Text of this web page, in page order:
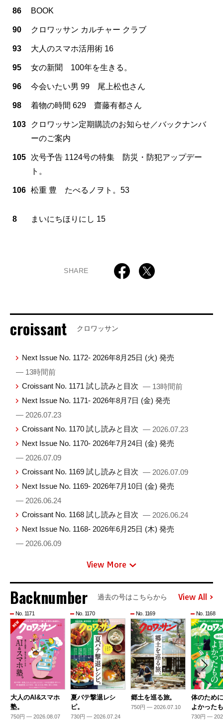
86 BOOK
90 クロワッサン カルチャー クラブ
93 大人のスマホ活用術 16
95 女の新聞 100年を生きる。
96 今会いたい男 99 尾上松也さん
98 着物の時間 629 齋藤有都さん
103
クロワッサン定期購読のお知らせ／バックナンバ
ーのご案内
105
次号予告 1124号の特集 防災・防犯アップデー
ト。
106 松重 豊 たべるノヲト。53
8 まいにちほりにし 15
SHARE
croissant クロワッサン
Next Issue No. 1172- 2026年8月25日 (火) 発売
— 13時間前
Croissant No. 1171 試し読みと目次 — 13時間前
Next Issue No. 1171- 2026年8月7日 (金) 発売
— 2026.07.23
Croissant No. 1170 試し読みと目次 — 2026.07.23
Next Issue No. 1170- 2026年7月24日 (金) 発売
— 2026.07.09
Croissant No. 1169 試し読みと目次 — 2026.07.09
Next Issue No. 1169- 2026年7月10日 (金) 発売
— 2026.06.24
Croissant No. 1168 試し読みと目次 — 2026.06.24
Next Issue No. 1168- 2026年6月25日 (木) 発売
— 2026.06.09
View More
Backnumber 過去の号はこちらから View All
No. 1171
大人のAI&スマホ
塾。
750円 — 2026.08.07
No. 1170
夏バテ撃退レシ
ピ。
730円 — 2026.07.24
No. 1169
郷土を巡る旅。
750円 — 2026.07.10
No. 1168
体のため
よかった
730円 —